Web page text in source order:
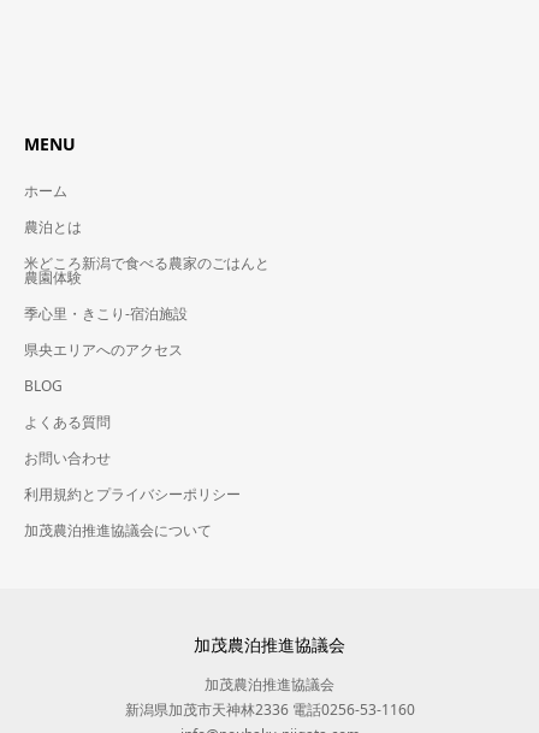
MENU
ホーム
農泊とは
米どころ新潟で食べる農家のごはんと
農園体験
季心里・きこり-宿泊施設
県央エリアへのアクセス
BLOG
よくある質問
お問い合わせ
利用規約とプライバシーポリシー
加茂農泊推進協議会について
加茂農泊推進協議会
加茂農泊推進協議会
新潟県加茂市天神林2336 電話0256-53-1160